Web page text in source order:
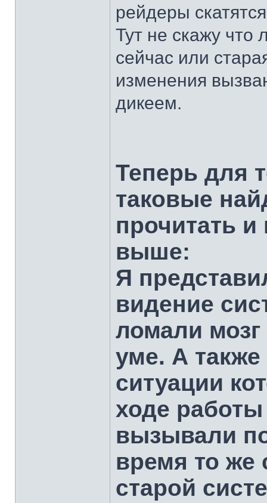
рейдеры
Тут не скажу что
сейчас или
изменения
дикеем.
Теперь для
таковые
прочитать и
выше:
Я
видение
ломали
уме. А
ситуации
ходе
вызывали
время то же
старой